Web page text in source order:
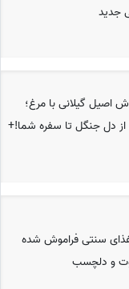
جدید
اصیل گیلانی با مرغ؛
دل جنگل‌ تا سفره شما!+
سنتی فراموش شده
و دلچسب